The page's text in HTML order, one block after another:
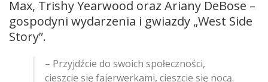
Max, Trishy Yearwood oraz Ariany DeBose –
gospodyni wydarzenia i gwiazdy „West Side
Story”.
– Przyjdźcie do swoich społeczności,
cieszcie się fajerwerkami, cieszcie się nocą.